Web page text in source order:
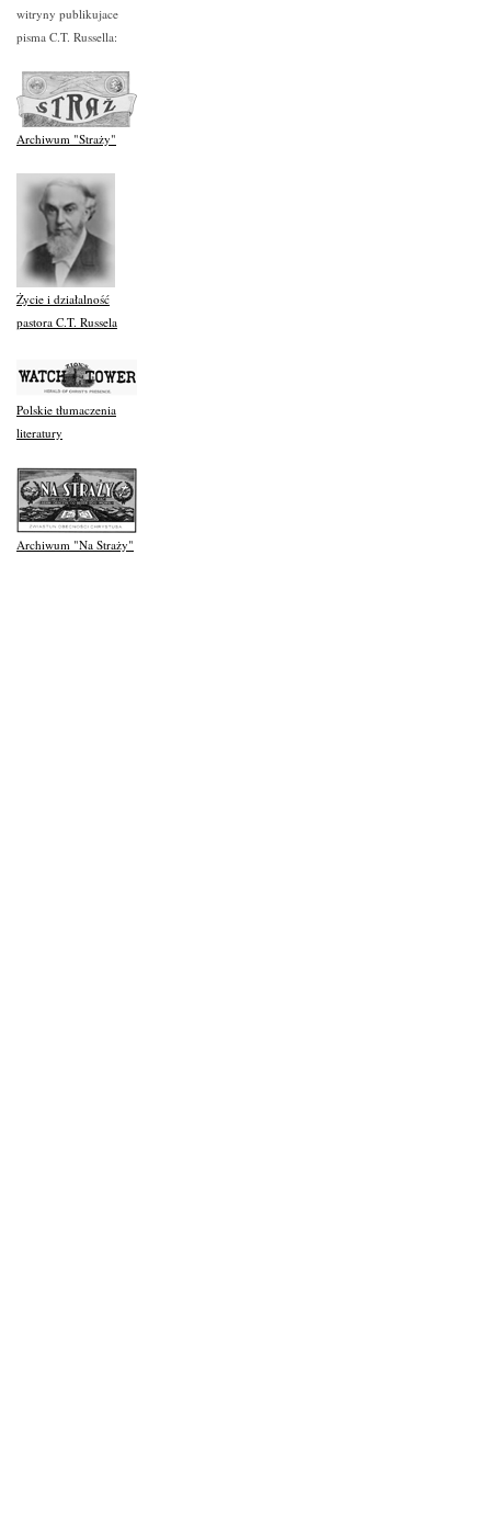
witryny publikujace
pisma C.T. Russella:
Archiwum "Straży"
Życie i działalność
pastora C.T. Russela
Polskie tłumaczenia
literatury
Archiwum "Na Straży"